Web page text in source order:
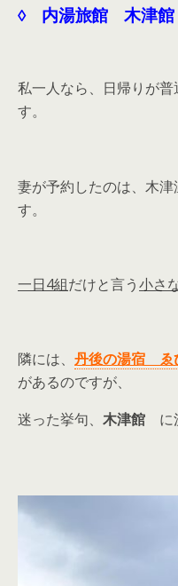
◊ 内湯旅館 木津館
私一人なら、日帰りが
す。
妻が予約したのは、木津
す。
一日4組だけと言う小さ
隣には、 丹後の湯宿 ゑ
があるのですが、
迷った挙句、 木津館 に